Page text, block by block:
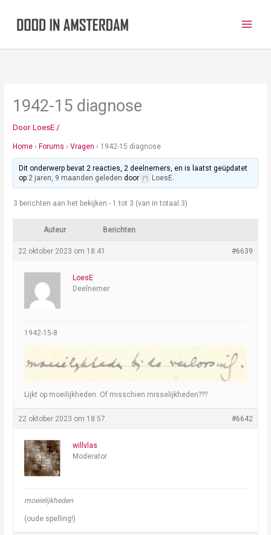
1942-15 diagnose
DoorLoesE /
Home › Forums › Vragen › 1942-15 diagnose
Dit onderwerp bevat 2 reacties, 2 deelnemers, en is laatst geüpdatet
op 2 jaren, 9 maanden geleden door LoesE.
3 berichten aan het bekijken - 1 tot 3 (van in totaal 3)
Auteur Berichten
22 oktober 2023 om 18:41 #6639
LoesE
Deelnemer
1942-15-8
Lijkt op moeilijkheden. Of misschien misselijkheden???
22 oktober 2023 om 18:57 #6642
willvlas
Moderator
moeielijkheden
(oude spelling!)